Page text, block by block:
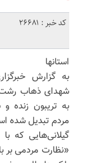
کد خبر : 26681
استانها
به گزارش
شهدای ذهاب
به تریبون زنده
مردم تبدیل شده
گیلانی‌هایی که
«نظارت مردمی بر